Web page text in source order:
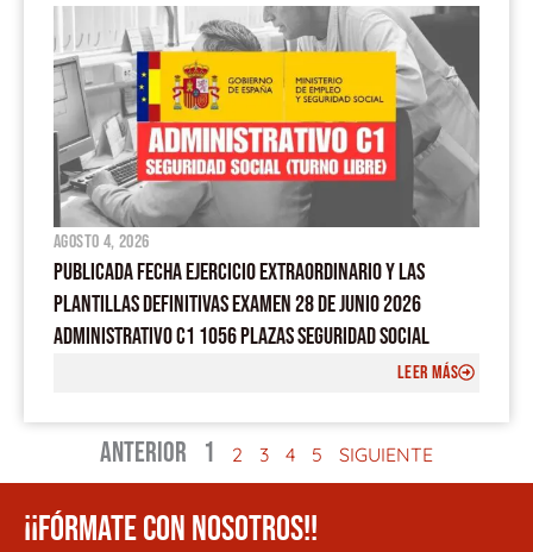
agosto 4, 2026
PUBLICADA FECHA EJERCICIO EXTRAORDINARIO Y LAS
PLANTILLAS DEFINITIVAS EXAMEN 28 DE JUNIO 2026
ADMINISTRATIVO C1 1056 PLAZAS SEGURIDAD SOCIAL
LEER MÁS
ANTERIOR 1 2 3 4 5 SIGUIENTE
¡¡FÓRMATE CON NOSOTROS!!